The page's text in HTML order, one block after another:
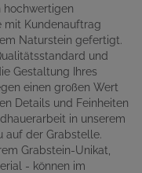
hochwertigen
mit Kundenauftrag
Naturstein gefertigt.
und
Gestaltung Ihres
einen großen Wert
Details und Feinheiten
in unserem
auf der Grabstelle.
Grabstein-Unikat,
- können im